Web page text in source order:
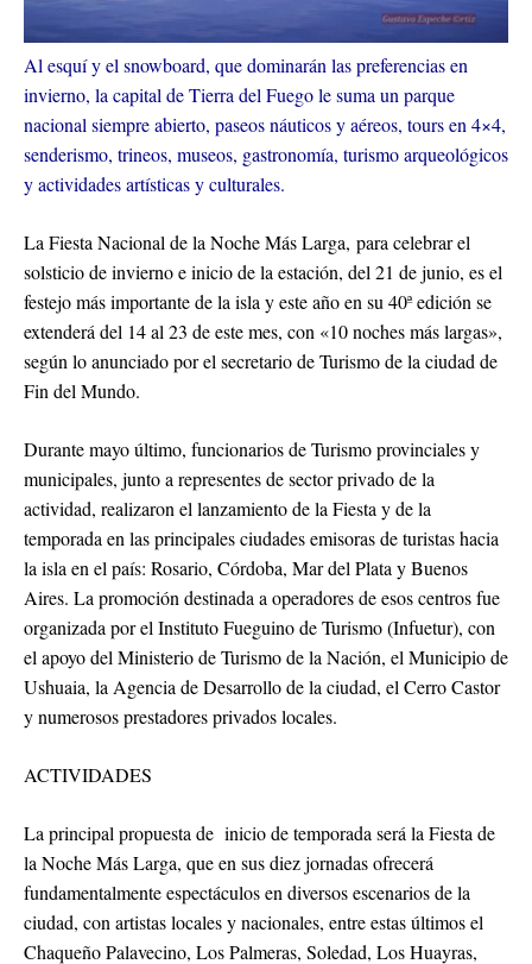
Al esquí y el snowboard, que dominarán las preferencias en
invierno, la capital de Tierra del Fuego le suma un parque
nacional siempre abierto, paseos náuticos y aéreos, tours en 4×4,
senderismo, trineos, museos, gastronomía, turismo arqueológicos
y actividades artísticas y culturales.
La Fiesta Nacional de la Noche Más Larga, para celebrar el
solsticio de invierno e inicio de la estación, del 21 de junio, es el
festejo más importante de la isla y este año en su 40ª edición se
extenderá del 14 al 23 de este mes, con «10 noches más largas»,
según lo anunciado por el secretario de Turismo de la ciudad de
Fin del Mundo.
Durante mayo último, funcionarios de Turismo provinciales y
municipales, junto a representes de sector privado de la
actividad, realizaron el lanzamiento de la Fiesta y de la
temporada en las principales ciudades emisoras de turistas hacia
la isla en el país: Rosario, Córdoba, Mar del Plata y Buenos
Aires. La promoción destinada a operadores de esos centros fue
organizada por el Instituto Fueguino de Turismo (Infuetur), con
el apoyo del Ministerio de Turismo de la Nación, el Municipio de
Ushuaia, la Agencia de Desarrollo de la ciudad, el Cerro Castor
y numerosos prestadores privados locales.
ACTIVIDADES
La principal propuesta de inicio de temporada será la Fiesta de
la Noche Más Larga, que en sus diez jornadas ofrecerá
fundamentalmente espectáculos en diversos escenarios de la
ciudad, con artistas locales y nacionales, entre estas últimos el
Chaqueño Palavecino, Los Palmeras, Soledad, Los Huayras,